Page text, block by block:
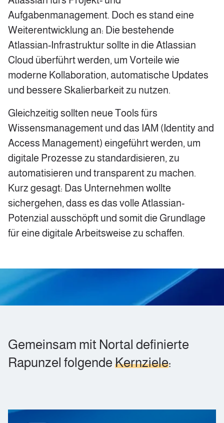
Aufgabenmanagement. Doch es stand eine
Weiterentwicklung an: Die bestehende
Atlassian-Infrastruktur sollte in die Atlassian
Cloud überführt werden, um Vorteile wie
moderne Kollaboration, automatische Updates
und bessere Skalierbarkeit zu nutzen.
Gleichzeitig sollten neue Tools fürs
Wissensmanagement und das IAM (Identity and
Access Management) eingeführt werden, um
digitale Prozesse zu standardisieren, zu
automatisieren und transparent zu machen.
Kurz gesagt: Das Unternehmen wollte
sichergehen, dass es das volle Atlassian-
Potenzial ausschöpft und somit die Grundlage
für eine digitale Arbeitsweise zu schaffen.
Gemeinsam mit Nortal definierte
Rapunzel folgende Kernziele: